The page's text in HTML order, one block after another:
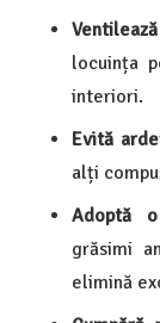
locuința
interiori.
Evită
alți
Adoptă
grăsimi
elimină